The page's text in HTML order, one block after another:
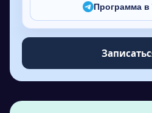
Программа в